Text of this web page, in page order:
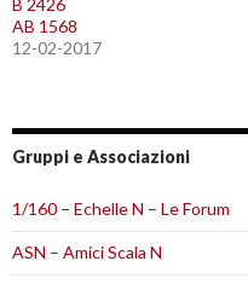
B 2426
AB 1568
12-02-2017
Gruppi e Associazioni
1/160 – Echelle N – Le Forum
ASN – Amici Scala N